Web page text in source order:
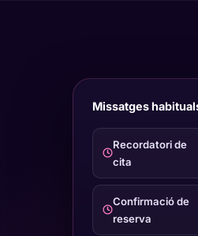
Missatges
Recordatori de
cita
Confirmació de
reserva